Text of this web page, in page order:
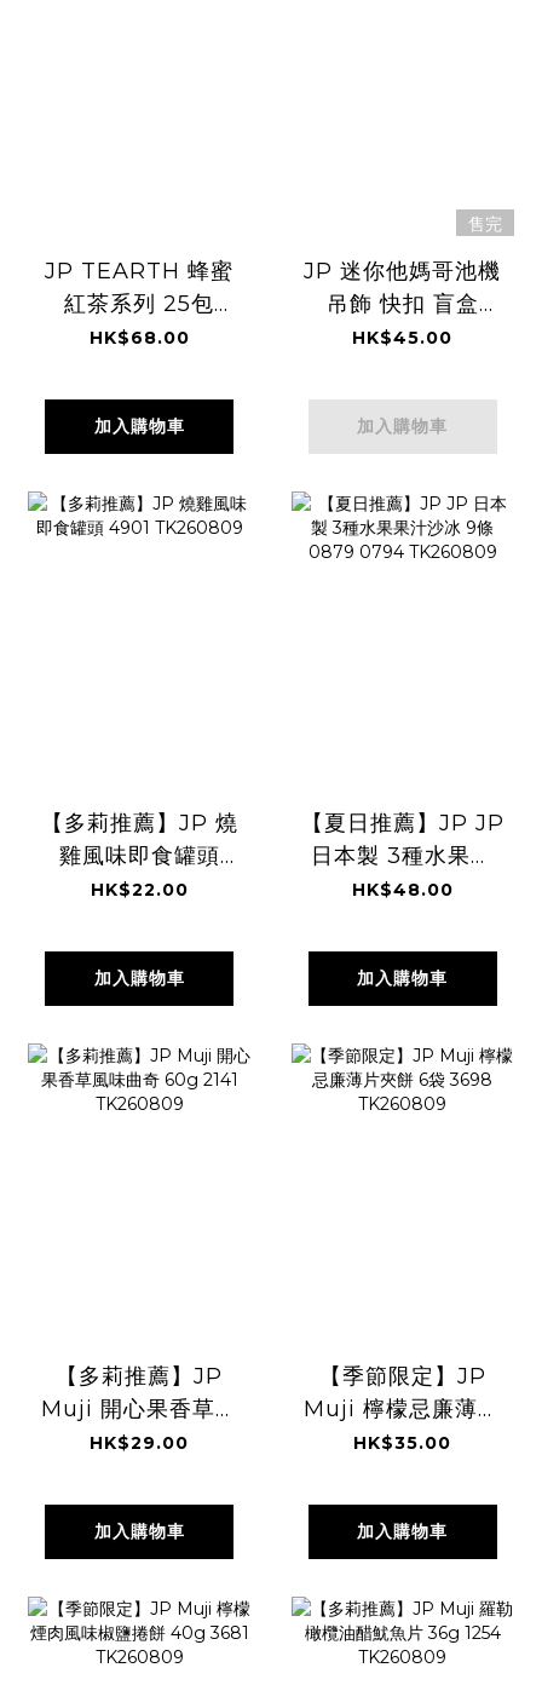
JP TEARTH 蜂蜜
紅茶系列 25包
4580 TK260809
HK$68.00
加入購物車
售完
JP 迷你他媽哥池機
吊飾 快扣 盲盒
8314 TK260809
HK$45.00
加入購物車
【多莉推薦】JP 燒
雞風味即食罐頭
4901 TK260809
HK$22.00
加入購物車
【夏日推薦】JP JP
日本製 3種水果果
汁沙冰 9條 0879
HK$48.00
加入購物車
【多莉推薦】JP
Muji 開心果香草風
味曲奇 60g 2141
HK$29.00
加入購物車
【季節限定】JP
Muji 檸檬忌廉薄片
夾餅 6袋 3698
HK$35.00
加入購物車